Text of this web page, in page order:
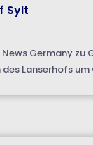
Sylt
Germany
Lanserhofs